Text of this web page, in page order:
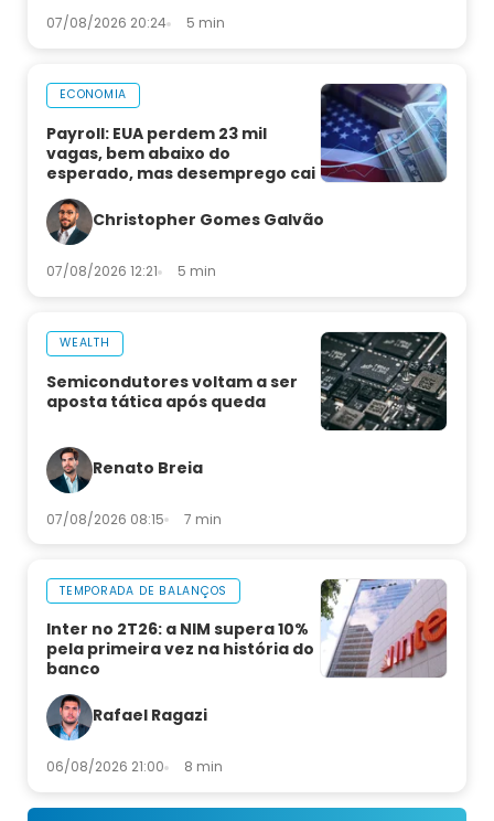
07/08/2026 20:24 5 min
ECONOMIA
Payroll: EUA perdem 23 mil
vagas, bem abaixo do
esperado, mas desemprego cai
Christopher Gomes Galvão
07/08/2026 12:21 5 min
WEALTH
Semicondutores voltam a ser
aposta tática após queda
Renato Breia
07/08/2026 08:15 7 min
TEMPORADA DE BALANÇOS
Inter no 2T26: a NIM supera 10%
pela primeira vez na história do
banco
Rafael Ragazi
06/08/2026 21:00 8 min